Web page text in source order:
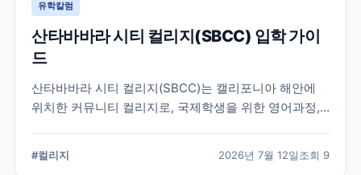
유학칼럼
산타바바라 시티 컬리지(SBCC) 입학 가이
드
산타바바라 시티 컬리지(SBCC)는 캘리포니아 해안에
위치한 커뮤니티 컬리지로, 국제학생을 위한 영어과정,
서 확인해야 할 사항을 정리했습니다.
#컬리지 2026년 7월 12일조회 9